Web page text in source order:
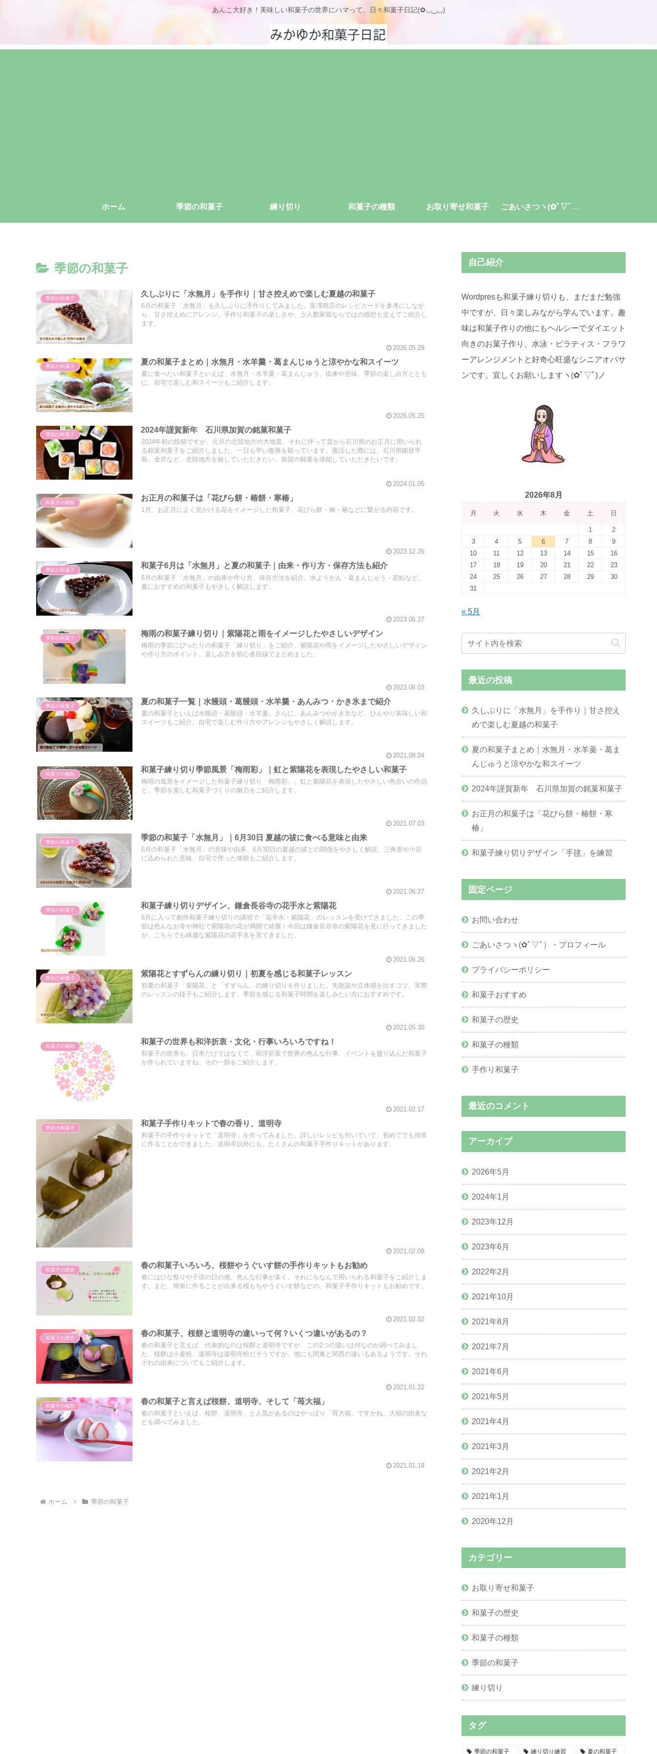
あんこ大好き！美味しい和菓子の世界にハマって、日々和菓子日記(✿◡‿◡)
ホーム 季節の和菓子 練り切り 和菓子の種類 お取り寄せ和菓子 ごあいさつヽ(✿ﾟ▽ﾟ）・プロフィール
季節の和菓子
季節の和菓子
久しぶりに「水無月」を手作り｜甘さ控えめで楽しむ夏越の和菓子
6月の和菓子「水無月」を久しぶりに手作りしてみました。富澤商店のレシピカードを参考にしなが
ら、甘さ控えめにアレンジ。手作り和菓子の楽しさや、少人数家庭ならではの感想も交えてご紹介し
ます。
2026.05.29
季節の和菓子
夏の和菓子まとめ｜水無月・水羊羹・葛まんじゅうと涼やかな和スイーツ
夏に食べたい和菓子といえば、水無月・水羊羹・葛まんじゅう。由来や意味、季節の楽しみ方ととも
に、自宅で楽しむ和スイーツもご紹介します。
2026.05.25
季節の和菓子
2024年謹賀新年 石川県加賀の銘菓和菓子
2024年初の投稿ですが、元旦の北陸地方の大地震、それに伴って昔から石川県のお正月に用いられ
る銘菓和菓子をご紹介しました。一日も早い復興を願っています。復活した際には、石川県能登半
島、金沢など、北陸地方を旅していただきたい、加賀の銘菓を堪能していただきたいです。
2024.01.05
和菓子の種類
お正月の和菓子は「花びら餅・椿餅・寒椿」
1月、お正月によく見かける花をイメージした和菓子、花びら餅・梅・椿などに繋がる内容です。
2023.12.26
季節の和菓子
和菓子6月は「水無月」と夏の和菓子｜由来・作り方・保存方法も紹介
6月の和菓子「水無月」の由来や作り方、保存方法を紹介。水ようかん・葛まんじゅう・若鮎など、
夏におすすめの和菓子もやさしく解説します。
2023.06.27
季節の和菓子
梅雨の和菓子練り切り｜紫陽花と雨をイメージしたやさしいデザイン
梅雨の季節にぴったりの和菓子「練り切り」をご紹介。紫陽花や雨をイメージしたやさしいデザイン
や作り方のポイント、楽しみ方を初心者目線でまとめました。
2023.06.03
季節の和菓子
夏の和菓子一覧｜水饅頭・葛饅頭・水羊羹・あんみつ・かき氷まで紹介
夏の和菓子といえば水饅頭・葛饅頭・水羊羹。さらに、あんみつやかき氷など、ひんやり美味しい和
スイーツもご紹介。自宅で楽しむ作り方やアレンジもやさしく解説します。
2021.08.04
和菓子の種類
和菓子練り切り季節風景「梅雨彩」｜虹と紫陽花を表現したやさしい和菓子
梅雨の風景をイメージした和菓子練り切り「梅雨彩」。虹と紫陽花を表現したやさしい色合いの作品
と、季節を楽しむ和菓子づくりの魅力をご紹介します。
2021.07.03
季節の和菓子
季節の和菓子「水無月」｜6月30日 夏越の祓に食べる意味と由来
6月の和菓子「水無月」の意味や由来、6月30日の夏越の祓との関係をやさしく解説。三角形や小豆
に込められた意味、自宅で作った体験もご紹介します。
2021.06.27
季節の和菓子
和菓子練り切りデザイン、鎌倉長谷寺の花手水と紫陽花
6月に入って創作和菓子練り切りの講習で「花手水・紫陽花」のレッスンを受けてきました。この季
節は色んなお寺や神社で紫陽花の花が満開で綺麗！今回は鎌倉長谷寺の紫陽花を見に行ってきました
が、こちらでも綺麗な紫陽花の花手水を見てきました。
2021.06.26
季節の和菓子
紫陽花とすずらんの練り切り｜初夏を感じる和菓子レッスン
初夏の和菓子「紫陽花」と「すずらん」の練り切りを作りました。失敗談や立体感を出すコツ、実際
のレッスンの様子もご紹介します。季節を感じる和菓子時間を楽しみたい方におすすめです。
2021.05.30
和菓子の種類
和菓子の世界も和洋折衷・文化・行事いろいろですね！
和菓子の世界も、日本だけではなくて、和洋折衷で世界の色んな行事、イベントを盛り込んだ和菓子
が作られていますね、その一部をご紹介します。
2021.02.17
季節の和菓子
和菓子手作りキットで春の香り、道明寺
和菓子の手作りキットで「道明寺」を作ってみました。詳しいレシピも付いていて、初めてでも簡単
に作ることができました。道明寺以外にも、たくさんの和菓子手作りキットがあります。
2021.02.08
和菓子の歴史
春の和菓子いろいろ、桜餅やうぐいす餅の手作りキットもお勧め
春にはひな祭りや子供の日の他、色んな行事が多く、それにちなんで用いられる和菓子をご紹介しま
す。また、簡単に作ることが出来る桜もちやうぐいす餅などの、和菓子手作りキットもお勧めです。
2021.02.02
和菓子の歴史
春の和菓子、桜餅と道明寺の違いって何？いくつ違いがあるの？
春の和菓子と言えば、代表的なのは桜餅と道明寺ですが、この2つの違いは何なのか調べてみまし
た。桜餅は小麦粉、道明寺は道明寺粉だそうですが、他にも関東と関西の違いもあるようです。それ
ぞれの由来についてもご紹介します。
2021.01.22
和菓子の種類
春の和菓子と言えば桜餅、道明寺、そして「苺大福」
春の和菓子といえば、桜餅、道明寺、と人気があるのはやっぱり「苺大福」ですかね。大福の由来な
どを調べてみました。
2021.01.19
ホーム 季節の和菓子
自己紹介
Wordpresも和菓子練り切りも、まだまだ勉強
中ですが、日々楽しみながら学んでいます。趣
味は和菓子作りの他にもヘルシーでダイエット
向きのお菓子作り、水泳・ピラティス・フラワ
ーアレンジメントと好奇心旺盛なシニアオバサ
ンです。宜しくお願いしますヽ(✿ﾟ▽ﾟ)ノ
2026年8月
月 火 水 木 金 土 日
1
2
3
4 5 6 7 8
9
10
11 12 13 14 15
16
17
18 19 20 21 22
23
24
25 26 27 28 29
30
31
« 5月
最近の投稿
久しぶりに「水無月」を手作り｜甘さ控え
めで楽しむ夏越の和菓子
夏の和菓子まとめ｜水無月・水羊羹・葛ま
んじゅうと涼やかな和スイーツ
2024年謹賀新年 石川県加賀の銘菓和菓子
お正月の和菓子は「花びら餅・椿餅・寒
椿」
和菓子練り切りデザイン「手毬」を練習
固定ページ
お問い合わせ
ごあいさつヽ(✿ﾟ▽ﾟ）・プロフィール
プライバシーポリシー
和菓子おすすめ
和菓子の歴史
和菓子の種類
手作り和菓子
最近のコメント
アーカイブ
2026年5月
2024年1月
2023年12月
2023年6月
2022年2月
2021年10月
2021年8月
2021年7月
2021年6月
2021年5月
2021年4月
2021年3月
2021年2月
2021年1月
2020年12月
カテゴリー
お取り寄せ和菓子
和菓子の歴史
和菓子の種類
季節の和菓子
練り切り
タグ
季節の和菓子 練り切り練習 夏の和菓子